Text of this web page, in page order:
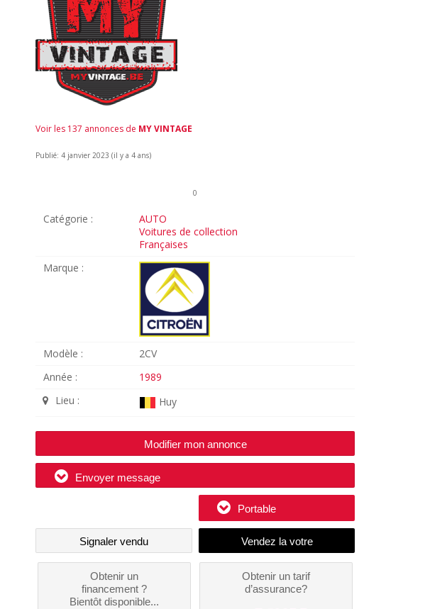
Voir les 137 annonces de MY VINTAGE
Publié: 4 janvier 2023 (il y a 4 ans)
0
Catégorie :
AUTO
Voitures de collection
Françaises
Marque :
Modèle :
2CV
Année :
1989
Lieu :
Huy
Modifier mon annonce
Envoyer message
Portable
Signaler vendu
Obtenir un
financement ?
Bientôt disponible...
Obtenir un tarif
d’assurance?